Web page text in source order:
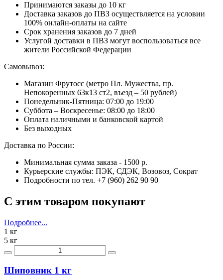
Принимаются заказы до 10 кг
Доставка заказов до ПВЗ осуществляется на условии
100% онлайн-оплаты на сайте
Срок хранения заказов до 7 дней
Услугой доставки в ПВЗ могут воспользоваться все
жители Российской Федерации
Самовывоз:
Магазин Фрутосс (метро Пл. Мужества, пр.
Непокоренных 63к13 ст2, въезд – 50 рублей)
Понедельник-Пятница: 07:00 до 19:00
Суббота – Воскресенье: 08:00 до 18:00
Оплата наличными и банковской картой
Без выходных
Доставка по России:
Минимальная сумма заказа - 1500 р.
Курьерские службы: ПЭК, СДЭК, Возовоз, Сократ
Подробности по тел. +7 (960) 262 90 90
С этим товаром покупают
Подробнее...
1 кг
5 кг
Шиповник 1 кг